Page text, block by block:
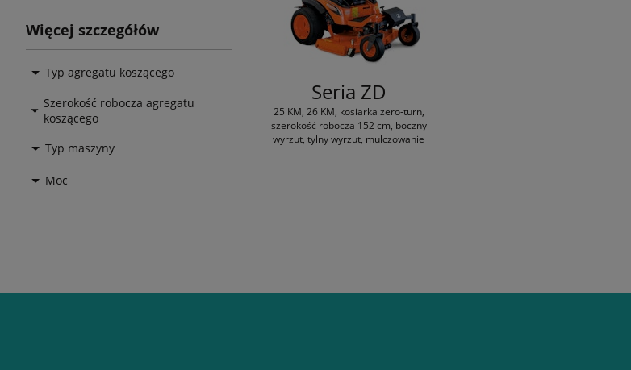
Więcej szczegółów
Typ agregatu koszącego
Szerokość robocza agregatu
koszącego
Typ maszyny
Moc
Seria ZD
25 KM, 26 KM, kosiarka zero-turn,
szerokość robocza 152 cm, boczny
wyrzut, tylny wyrzut, mulczowanie